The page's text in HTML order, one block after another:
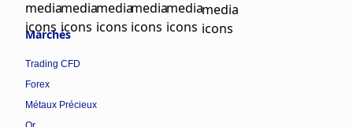
Marchés
Trading CFD
Forex
Métaux Précieux